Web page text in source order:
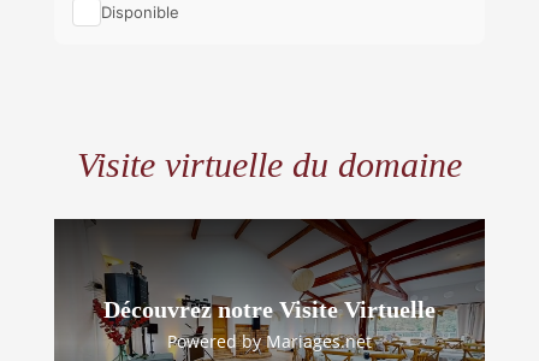
Disponible
Visite virtuelle du domaine
Découvrez notre Visite Virtuelle
Powered by Mariages.net